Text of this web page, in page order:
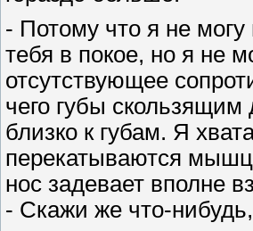
- Потому что я не
тебя в покое, но я не
отсутствующее
чего губы
близко к губам. Я
перекатываются
нос задевает вполне
- Скажи же что-